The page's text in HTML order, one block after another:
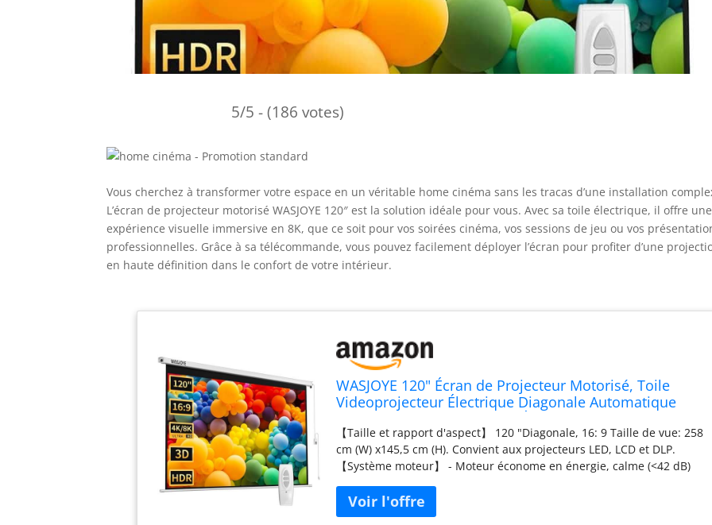
5/5 - (186 votes)
Vous cherchez à transformer votre espace en un véritable home cinéma sans les tracas d’une installation
L’écran de projecteur motorisé WASJOYE 120″ est la solution idéale pour vous. Avec sa toile électrique, il offre une
expérience visuelle immersive en 8K, que ce soit pour vos soirées cinéma, vos sessions de jeu ou vos
professionnelles. Grâce à sa télécommande, vous pouvez facilement déployer l’écran pour profiter d’une
en haute définition dans le confort de votre intérieur.
WASJOYE 120" Écran de Projecteur Motorisé, Toile
Videoprojecteur Électrique Diagonale Automatique
Cinema Office Video Game Indoor avec
Télécommande
【Taille et rapport d'aspect】 120 "Diagonale, 16: 9 Taille de vue: 258
cm (W) x145,5 cm (H). Convient aux projecteurs LED, LCD et DLP.
【Système moteur】 - Moteur économe en énergie, calme (<42 dB)
qui améliore la longévité. Système de commande: Panneau de
commande à télécommande radiofréquence à longue distance et
mural 【Écran blanc mate PVC premium】 Angle de visualisation à